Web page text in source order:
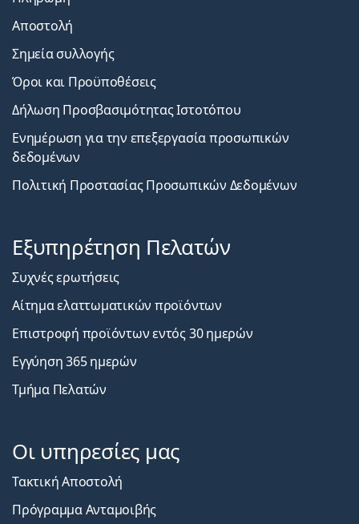
Αποστολή
Σημεία συλλογής
Όροι και Προϋποθέσεις
Δήλωση Προσβασιμότητας Ιστοτόπου
Ενημέρωση για την επεξεργασία προσωπικών
δεδομένων
Πολιτική Προστασίας Προσωπικών Δεδομένων
Εξυπηρέτηση Πελατών
Συχνές ερωτήσεις
Αίτημα ελαττωματικών προϊόντων
Επιστροφή προϊόντων εντός 30 ημερών
Εγγύηση 365 ημερών
Τμήμα Πελατών
Οι υπηρεσίες μας
Τακτική Αποστολή
Πρόγραμμα Ανταμοιβής